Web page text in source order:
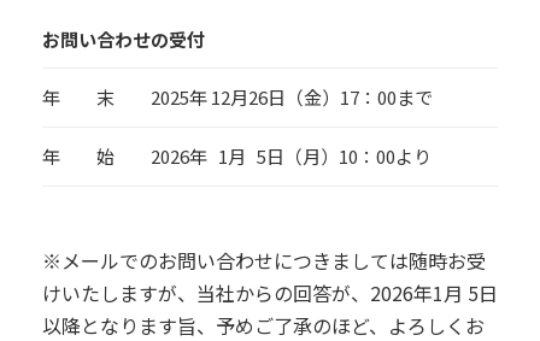
お問い合わせの受付
年 末 2025年 12月26日（金）17：00まで
年 始 2026年 1月 5日（月）10：00より
※メールでのお問い合わせにつきましては随時お受
けいたしますが、当社からの回答が、2026年1月 5日
以降となります旨、予めご了承のほど、よろしくお